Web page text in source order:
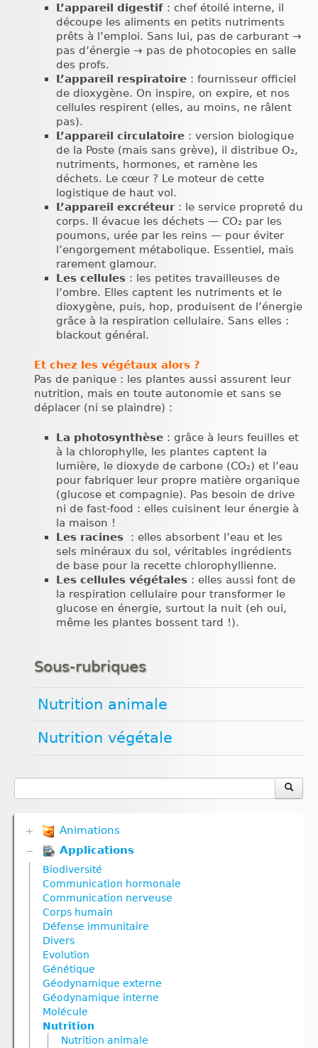
L’appareil digestif : chef étoilé interne, il
découpe les aliments en petits nutriments
prêts à l’emploi. Sans lui, pas de carburant →
pas d’énergie → pas de photocopies en salle
des profs.
L’appareil respiratoire : fournisseur officiel
de dioxygène. On inspire, on expire, et nos
cellules respirent (elles, au moins, ne râlent
pas).
L’appareil circulatoire : version biologique
de la Poste (mais sans grève), il distribue O₂,
nutriments, hormones, et ramène les
déchets. Le cœur ? Le moteur de cette
logistique de haut vol.
L’appareil excréteur: le service propreté du
corps. Il évacue les déchets — CO₂ par les
poumons, urée par les reins — pour éviter
l’engorgement métabolique. Essentiel, mais
rarement glamour.
Les cellules : les petites travailleuses de
l’ombre. Elles captent les nutriments et le
dioxygène, puis, hop, produisent de l’énergie
grâce à la respiration cellulaire. Sans elles :
blackout général.
Et chez les végétaux alors ?
Pas de panique : les plantes aussi assurent leur
nutrition, mais en toute autonomie et sans se
déplacer (ni se plaindre) :
La photosynthèse : grâce à leurs feuilles et
à la chlorophylle, les plantes captent la
lumière, le dioxyde de carbone (CO₂) et l’eau
pour fabriquer leur propre matière organique
(glucose et compagnie). Pas besoin de drive
ni de fast-food : elles cuisinent leur énergie à
la maison !
Les racines
: elles absorbent l’eau et les
sels minéraux du sol, véritables ingrédients
de base pour la recette chlorophyllienne.
Les cellules végétales : elles aussi font de
la respiration cellulaire pour transformer le
glucose en énergie, surtout la nuit (eh oui,
même les plantes bossent tard !).
Sous-rubriques
Nutrition animale
Nutrition végétale
Animations
Biodiversité
Communication hormonale
Communication nerveuse
Corps humain
Défense immunitaire
Divers
Génétique
Géodynamique externe
Géodynamique interne
Nutrition
Nutrition animale
Nutrition végétale
Reproduction
Reproduction animale
Applications
Biodiversité
Communication hormonale
Communication nerveuse
Corps humain
Défense immunitaire
Divers
Evolution
Génétique
Géodynamique externe
Géodynamique interne
Molécule
Nutrition
Nutrition animale